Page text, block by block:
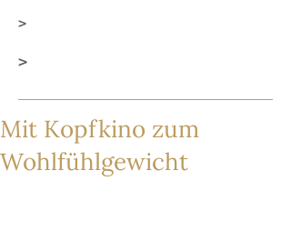
>
>
Mit Kopfkino zum
Wohlfühlgewicht